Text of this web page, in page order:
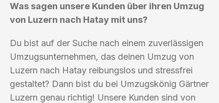
Was sagen unsere Kunden über ihren Umzug
von Luzern nach Hatay mit uns?
Du bist auf der Suche nach einem zuverlässigen
Umzugsunternehmen, das deinen Umzug von
Luzern nach Hatay reibungslos und stressfrei
gestaltet? Dann bist du bei Umzugskönig Gärtner
Luzern genau richtig! Unsere Kunden sind von